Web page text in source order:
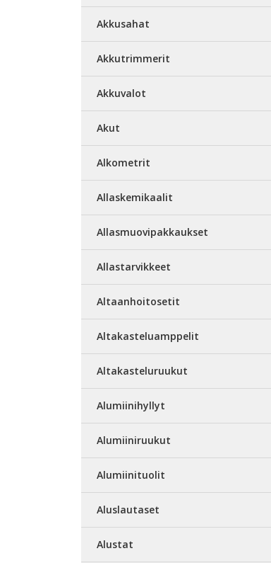
Akkusahat
Akkutrimmerit
Akkuvalot
Akut
Alkometrit
Allaskemikaalit
Allasmuovipakkaukset
Allastarvikkeet
Altaanhoitosetit
Altakasteluamppelit
Altakasteluruukut
Alumiinihyllyt
Alumiiniruukut
Alumiinituolit
Aluslautaset
Alustat